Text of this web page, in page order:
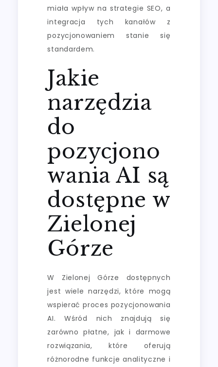
miała wpływ na strategie SEO, a
integracja tych kanałów z
pozycjonowaniem stanie się
standardem.
Jakie
narzędzia
do
pozycjono
wania AI są
dostępne w
Zielonej
Górze
W Zielonej Górze dostępnych
jest wiele narzędzi, które mogą
wspierać proces pozycjonowania
AI. Wśród nich znajdują się
zarówno płatne, jak i darmowe
rozwiązania, które oferują
różnorodne funkcje analityczne i